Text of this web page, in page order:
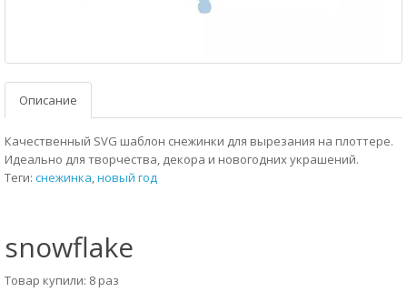
Описание
Качественный SVG шаблон снежинки для вырезания на плоттере.
Идеально для творчества, декора и новогодних украшений.
Теги: снежинка,новый год
snowflake
Товар купили: 8 раз